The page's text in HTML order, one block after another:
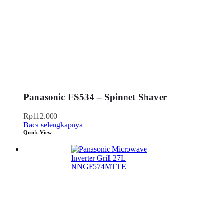
Panasonic ES534 – Spinnet Shaver
Rp112.000
Baca selengkapnya
Quick View